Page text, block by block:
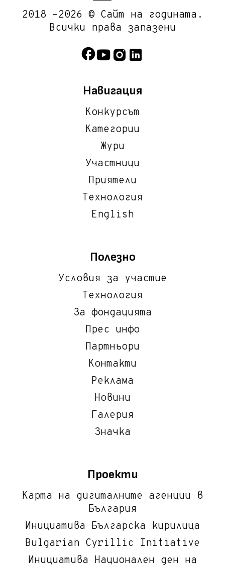
2018 -2026 © Сайт на годината.
Всички права запазени
Навигация
Конкурсът
Категории
Жури
Участници
Приятели
Технология
English
Полезно
Условия за участие
Технология
За фондацията
Прес инфо
Партньори
Контакти
Реклама
Новини
Галерия
Значка
Проекти
Карта на дигиталните агенции в
България
Инициатива Българска кирилица
Bulgarian Cyrillic Initiative
Инициатива Национален ден на